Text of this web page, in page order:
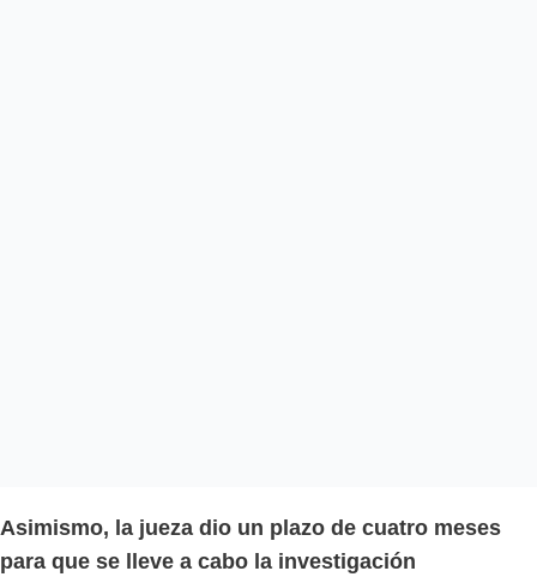
Asimismo, la jueza dio un plazo de cuatro meses
para que se lleve a cabo la investigación